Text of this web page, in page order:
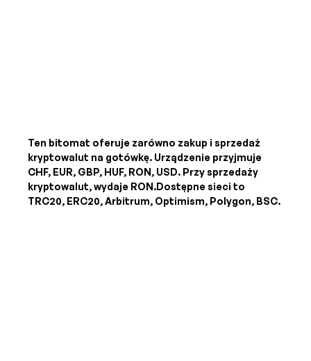
Ten bitomat oferuje zarówno zakup i sprzedaż
kryptowalut na gotówkę. Urządzenie przyjmuje
CHF, EUR, GBP, HUF, RON, USD. Przy sprzedaży
kryptowalut, wydaje RON.Dostępne sieci to
TRC20, ERC20, Arbitrum, Optimism, Polygon, BSC.